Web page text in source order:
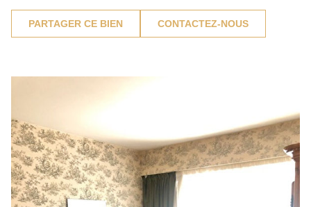
PARTAGER CE BIEN CONTACTEZ-NOUS